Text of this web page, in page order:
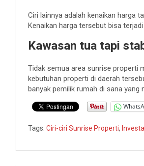
Ciri lainnya adalah kenaikan harga
Kenaikan harga tersebut bisa
Kawasan tua tapi
Tidak semua area sunrise properti
kebutuhan properti di daerah
banyak pemilik rumah di sana
Tags: Ciri-ciri Sunrise Properti,